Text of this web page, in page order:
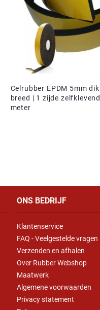
Celrubber EPDM 5mm
breed | 1 zijde
meter
ONS BEDRIJF
Klantenservice
FAQ - Veelgestelde vragen
Verzenden en afhalen
Over Rubber Webshop
Maatwerk
Algemene voorwaarden
Privacy statement